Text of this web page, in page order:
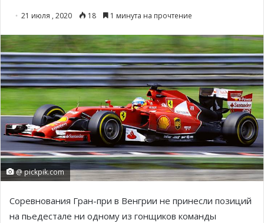
21 июля , 2020 18 1 минута на прочтение
@ pickpik.com
Соревнования Гран-при в Венгрии не принесли позиций
на пьедестале ни одному из гонщиков команды